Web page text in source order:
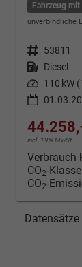
Fahrzeug
unverbindliche
Fahrzeugnr. 53811
Kraftstoff Diesel
Leistung 110 kW
incl. 19% MwSt.
Verbrauch
CO2-
CO2-
Datensätze